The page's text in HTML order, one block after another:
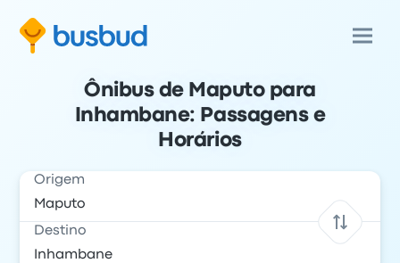
Ônibus de Maputo para
Inhambane: Passagens e
Horários
Origem
Destino